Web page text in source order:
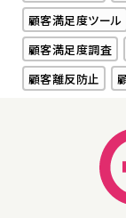
顧客満足度ツール
顧客満足度調査
顧客離反防止